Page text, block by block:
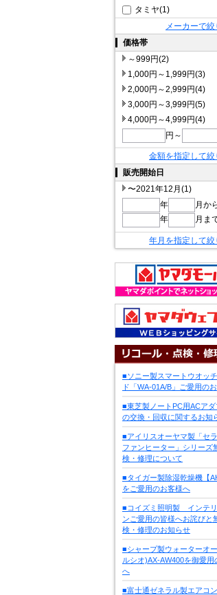
タミヤ(1)
メーカーで
価格帯
～999円(2)
1,000円～1,999円(3)
2,000円～2,999円(4)
3,000円～3,999円(5)
4,000円～4,999円(4)
円～
金額を指定して
販売開始日
〜2021年12月(1)
年
月か
年
月ま
年月を指定して
■ソニー製スマートウオッ
ド「WA-01A/B」ご愛用の
■東芝製ノートPC用ACアダ
の交換・回収に関するお知
■アイリスオーヤマ製「セ
ファンヒーター」シリーズ
検・修理について
■タイガー製除湿乾燥機【
をご愛用のお客様へ
■コイズミ照明製 インテ
ンご愛用の皆様へお詫びと
検・修理のお知らせ
■シャープ製ウォーターオ
ルシオ)AX-AW400を御愛用
へ
■富士通ゼネラル製エアコ